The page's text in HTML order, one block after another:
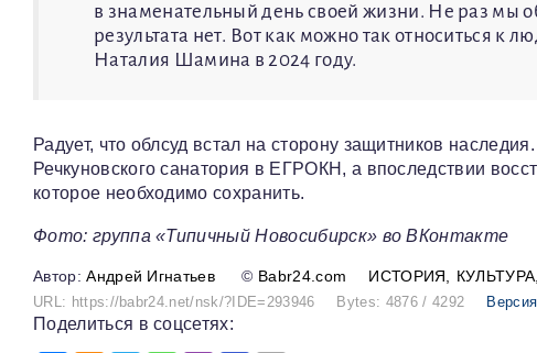
в знаменательный день своей жизни. Не раз мы
результата нет. Вот как можно так относиться к
Наталия Шамина в 2024 году.
Радует, что облсуд встал на сторону защитников
Речкуновского санатория в ЕГРОКН, а впоследствии
которое необходимо сохранить.
Фото: группа «Типичный Новосибирск» во ВКонтакте
Андрей Игнатьев © Babr24.com ИСТОРИЯ КУЛЬТУРА
URL: https://babr24.net/nsk/?IDE=293946 Bytes: 4876 / 4292
Поделиться в соцсетях: